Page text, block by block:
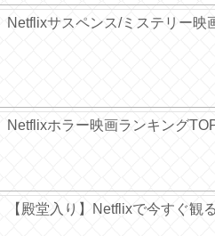
Netflixサスペンス/ミステリー映
Netflixホラー映画ランキング
【殿堂入り】Netflixで今すぐ観